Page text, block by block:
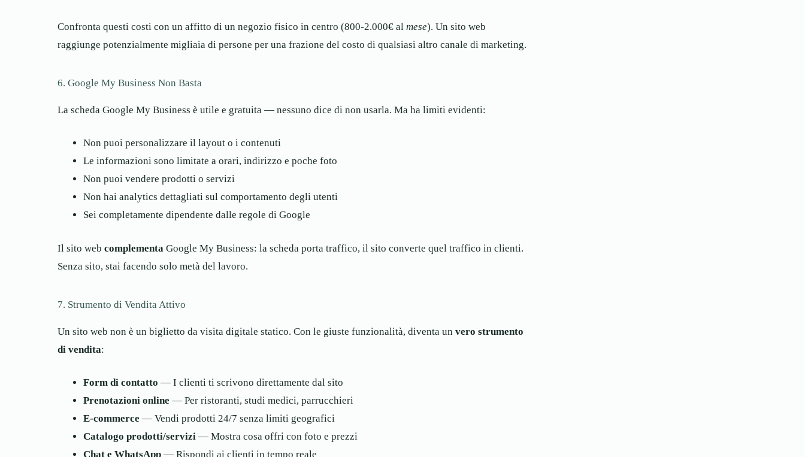
Confronta questi costi con un affitto di un negozio fisico in centro (800-2.000€ al mese). Un sito web
raggiunge potenzialmente migliaia di persone per una frazione del costo di qualsiasi altro canale di marketing.
6. Google My Business Non Basta
La scheda Google My Business è utile e gratuita — nessuno dice di non usarla. Ma ha limiti evidenti:
Non puoi personalizzare il layout o i contenuti
Le informazioni sono limitate a orari, indirizzo e poche foto
Non puoi vendere prodotti o servizi
Non hai analytics dettagliati sul comportamento degli utenti
Sei completamente dipendente dalle regole di Google
Il sito web complementa Google My Business: la scheda porta traffico, il sito converte quel traffico in clienti.
Senza sito, stai facendo solo metà del lavoro.
7. Strumento di Vendita Attivo
Un sito web non è un biglietto da visita digitale statico. Con le giuste funzionalità, diventa un vero strumento
di vendita:
Form di contatto — I clienti ti scrivono direttamente dal sito
Prenotazioni online — Per ristoranti, studi medici, parrucchieri
E-commerce — Vendi prodotti 24/7 senza limiti geografici
Catalogo prodotti/servizi— Mostra cosa offri con foto e prezzi
Chat e WhatsApp— Rispondi ai clienti in tempo reale